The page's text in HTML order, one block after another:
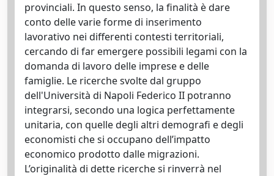
provinciali. In questo senso, la finalità è dare
conto delle varie forme di inserimento
lavorativo nei differenti contesti territoriali,
cercando di far emergere possibili legami con la
domanda di lavoro delle imprese e delle
famiglie. Le ricerche svolte dal gruppo
dell'Università di Napoli Federico II potranno
integrarsi, secondo una logica perfettamente
unitaria, con quelle degli altri demografi e degli
economisti che si occupano dell’impatto
economico prodotto dalle migrazioni.
L’originalità di dette ricerche si rinverrà nel